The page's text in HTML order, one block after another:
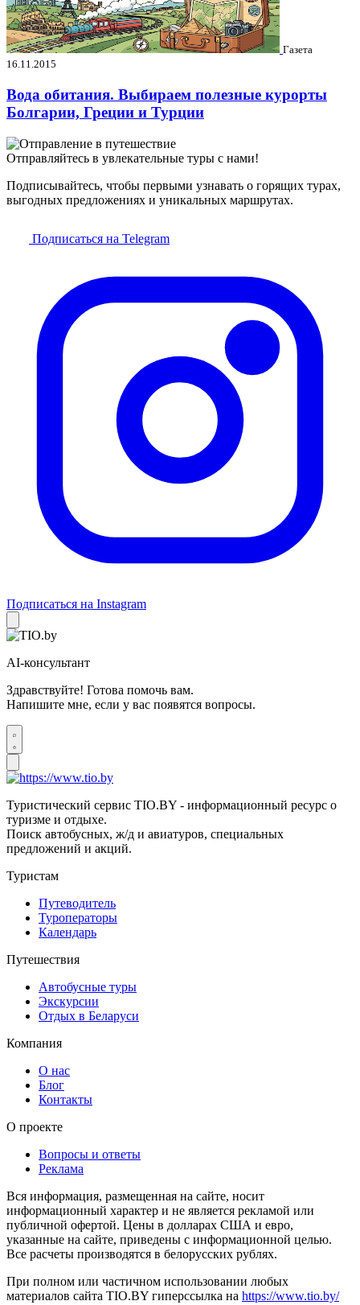
Газета
16.11.2015
Вода обитания. Выбираем полезные курорты
Болгарии, Греции и Турции
Отправляйтесь в увлекательные туры с нами!
Подписывайтесь, чтобы первыми узнавать о горящих турах,
выгодных предложениях и уникальных маршрутах.
Подписаться на Telegram
Подписаться на Instagram
AI-консультант
Здравствуйте! Готова помочь вам.
Напишите мне, если у вас появятся вопросы.
Туристический сервис TIO.BY - информационный ресурс о
туризме и отдыхе.
Поиск автобусных, ж/д и авиатуров, специальных
предложений и акций.
Туристам
Путеводитель
Туроператоры
Календарь
Путешествия
Автобусные туры
Экскурсии
Отдых в Беларуси
Компания
О нас
Блог
Контакты
О проекте
Вопросы и ответы
Реклама
Вся информация, размещенная на сайте, носит
информационный характер и не является рекламой или
публичной офертой. Цены в долларах США и евро,
указанные на сайте, приведены с информационной целью.
Все расчеты производятся в белорусских рублях.
При полном или частичном использовании любых
материалов сайта TIO.BY гиперссылка на https://www.tio.by/